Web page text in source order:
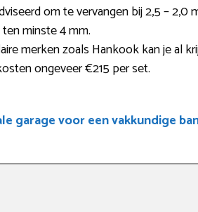
om te vervangen bij 2,5 – 2,0
minste 4 mm.
merken zoals Hankook kan je al
ongeveer €215 per set.
garage voor een vakkundige